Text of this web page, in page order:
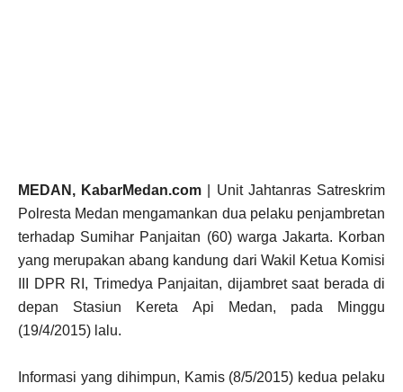
MEDAN, KabarMedan.com | Unit Jahtanras Satreskrim
Polresta Medan mengamankan dua pelaku penjambretan
terhadap Sumihar Panjaitan (60) warga Jakarta. Korban
yang merupakan abang kandung dari Wakil Ketua Komisi
III DPR RI, Trimedya Panjaitan, dijambret saat berada di
depan Stasiun Kereta Api Medan, pada Minggu
(19/4/2015) lalu.
Informasi yang dihimpun, Kamis (8/5/2015) kedua pelaku